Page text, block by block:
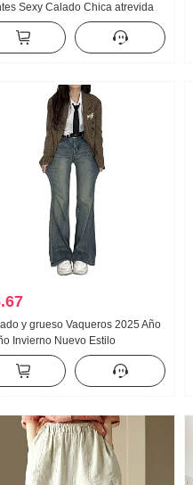
Sexy Calado Chica atrevida
lápiz Acetato Días Seda Corto
y grueso Vaqueros 2025 Año
Invierno Nuevo Estilo
Retro Talle alto Talla
Gordita Niña Arrastrando
Pantalones